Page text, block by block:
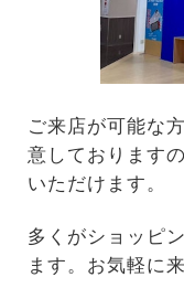
ご来店が可能な
意しております
いただけます。
多くがショッピ
ます。お気軽に